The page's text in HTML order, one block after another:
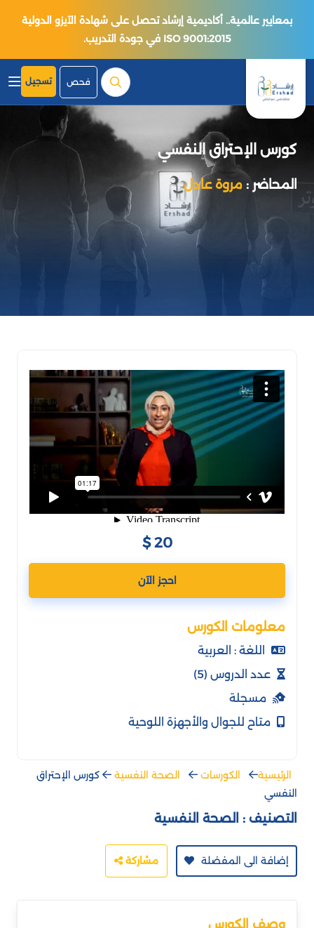
بمعايير عالمية.. أكاديمية إرشاد تحصل على شهادة الآيزو الدولية
ISO 9001:2015 في جودة التدريب.
فحص تسجيل
كورس الإحتراق النفسي
المحاضر : مروة عادل
الرئيسية الكورسات الصحة النفسية
كورس الإحتراق
النفسي
التصنيف : الصحة النفسية
إضافة الى المفضلة مشاركة
وصف الكورس
20 $
احجز الآن
معلومات الكورس
اللغة : العربية
عدد الدروس (5)
مسجلة
متاح للجوال والأجهزة اللوحية